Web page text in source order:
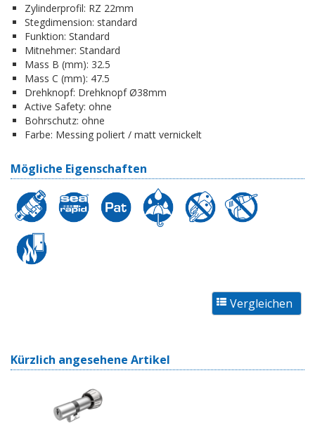
Zylinderprofil: RZ 22mm
Stegdimension: standard
Funktion: Standard
Mitnehmer: Standard
Mass B (mm): 32.5
Mass C (mm): 47.5
Drehknopf: Drehknopf Ø38mm
Active Safety: ohne
Bohrschutz: ohne
Farbe: Messing poliert / matt vernickelt
Mögliche Eigenschaften
Kürzlich angesehene Artikel